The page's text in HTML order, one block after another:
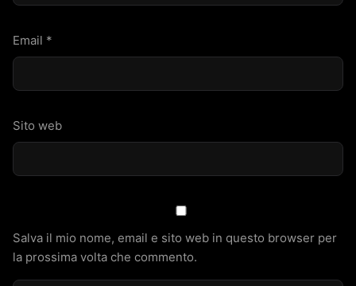
Email *
Sito web
Salva il mio nome, email e sito web in questo browser per
la prossima volta che commento.